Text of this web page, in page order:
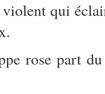
qui
rose part